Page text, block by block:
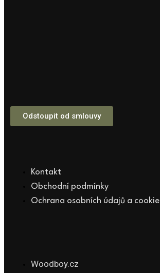
Odstoupit od smlouvy
Kontakt
Obchodní podmínky
Ochrana osobních údajů a cookie
Woodboy.cz